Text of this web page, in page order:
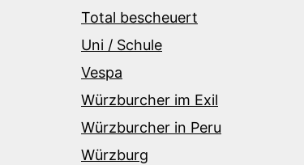
Total bescheuert
Uni / Schule
Vespa
Würzburcher im Exil
Würzburcher in Peru
Würzburg